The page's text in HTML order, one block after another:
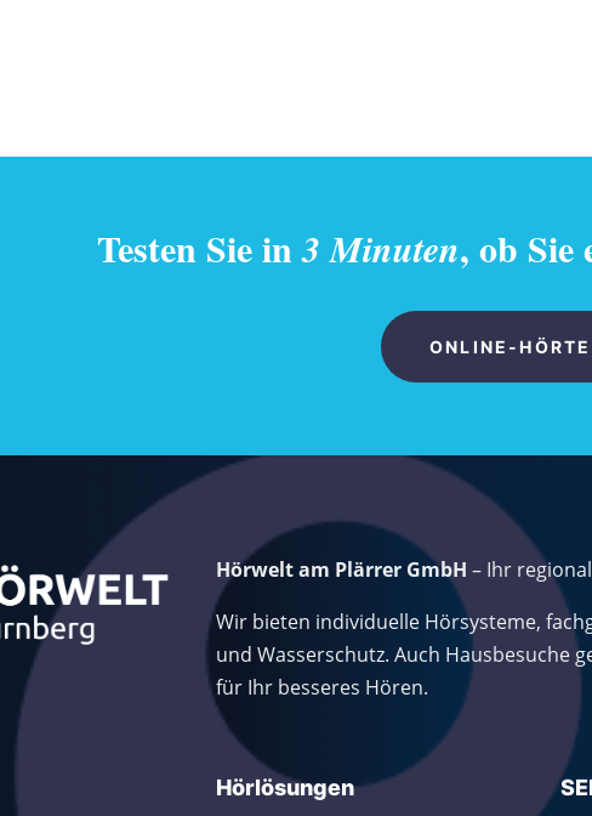
Testen Sie in3 Minuten, ob Sie
ONLINE-
Hörwelt am Plärrer GmbH – Ihr
Wir bieten individuelle Hörsysteme,
und Wasserschutz. Auch Hausbesuche
für Ihr besseres Hören.
Hörlösungen